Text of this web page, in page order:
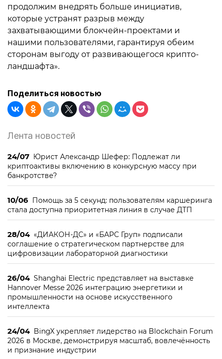
продолжим внедрять больше инициатив,
которые устранят разрыв между
захватывающими блокчейн-проектами и
нашими пользователями, гарантируя обеим
сторонам выгоду от развивающегося крипто-
ландшафта».
Поделиться новостью
Лента новостей
24/07 Юрист Александр Шефер: Подлежат ли
криптоактивы включению в конкурсную массу при
банкротстве?
10/06 Помощь за 5 секунд: пользователям каршеринга
стала доступна приоритетная линия в случае ДТП
28/04 «ДИАКОН-ДС» и «БАРС Груп» подписали
соглашение о стратегическом партнерстве для
цифровизации лабораторной диагностики
26/04 Shanghai Electric представляет на выставке
Hannover Messe 2026 интеграцию энергетики и
промышленности на основе искусственного
интеллекта
24/04 BingX укрепляет лидерство на Blockchain Forum
2026 в Москве, демонстрируя масштаб, вовлечённость
и признание индустрии